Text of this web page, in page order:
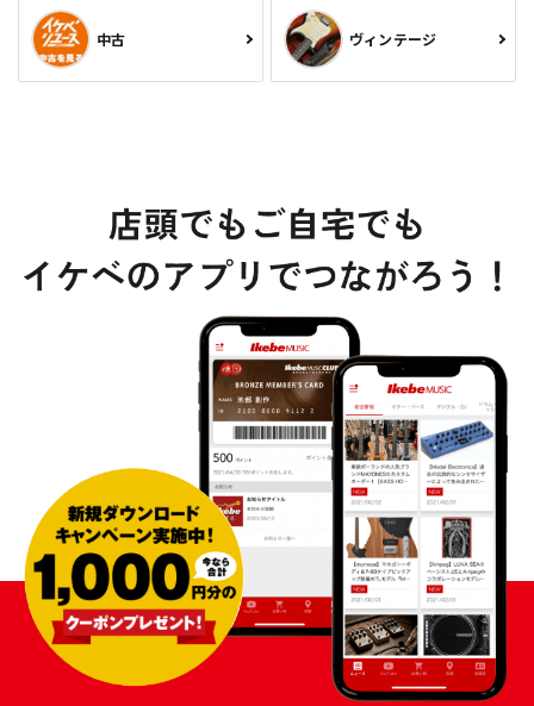
中古 ヴィンテージ